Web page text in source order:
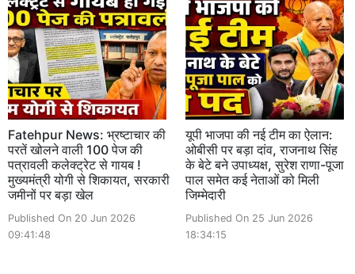
Fatehpur News: भ्रष्टाचार की
परतें खोलने वाली 100 पेज की
पत्रावली कलेक्ट्रेट से गायब !
मुख्यमंत्री योगी से शिकायत, सरकारी
जमीनों पर बड़ा खेल
Published On 20 Jun 2026
09:41:48
यूपी भाजपा की नई टीम का ऐलान:
ओबीसी पर बड़ा दांव, राजनाथ सिंह
के बेटे बने उपाध्यक्ष, सुरेश राणा-पूजा
पाल समेत कई नेताओं को मिली
जिम्मेदारी
Published On 25 Jun 2026
18:34:15